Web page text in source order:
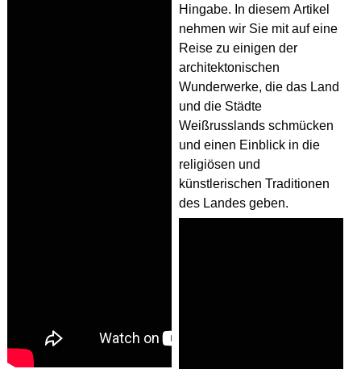
Hingabe. In diesem Artikel
nehmen wir Sie mit auf eine
Reise zu einigen der
architektonischen
Wunderwerke, die das Land
und die Städte
Weißrusslands schmücken
und einen Einblick in die
religiösen und
künstlerischen Traditionen
des Landes geben.